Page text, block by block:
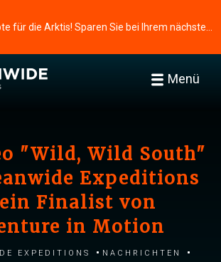
Menü
"Wild, Wild South"
Expeditions
Finalist von
in Motion
Expeditions
Nachrichten